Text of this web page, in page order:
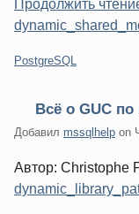
Продолжить
Категории:
PostgreSQL
Всё о GUC
Добавил mssqlhelp on
Автор: Christophe